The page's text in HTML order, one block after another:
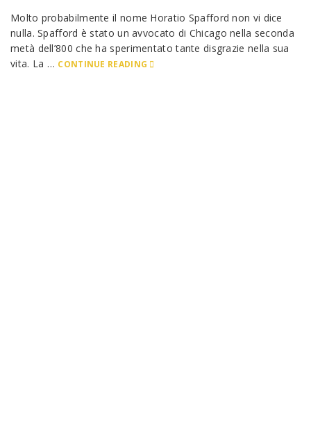
Molto probabilmente il nome Horatio Spafford non vi dice
nulla. Spafford è stato un avvocato di Chicago nella seconda
metà dell’800 che ha sperimentato tante disgrazie nella sua
vita. La … CONTINUE READING